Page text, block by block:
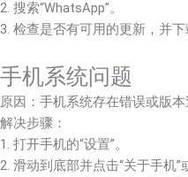
2. 搜索“WhatsApp”。
3. 检查是否有可用的更新，并下
手机系统问题
原因：手机系统存在错误或版
解决步骤：
1. 打开手机的“设置”。
2. 滑动到底部并点击“关于手机”